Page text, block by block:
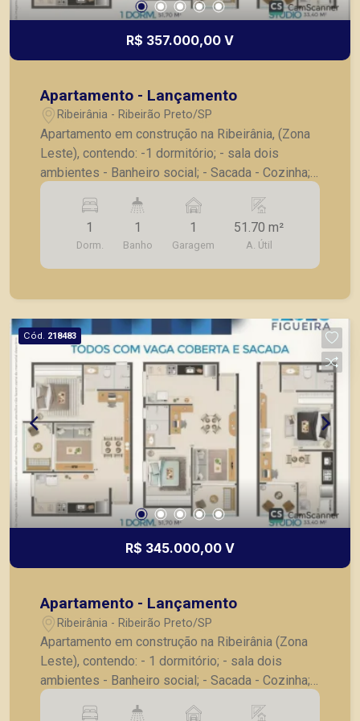
R$ 357.000,00 V
Apartamento - Lançamento
Ribeirânia - Ribeirão Preto/SP
Apartamento em construção na Ribeirânia, (Zona
Leste), contendo: -1 dormitório; - sala dois
ambientes - Banheiro social; - Sacada - Cozinha; -
lavanderia - 1 vaga de garagem coberta -Prédio
em construção com entrega prevista para Julho
de 2027 A Piramid tem como objetivo atender
seus clientes com agilidade e segurança, em
locação, vendas de imóveis prontos, usados ou
1
Dorm.
1
Banho
1
Garagem
51.70 m²
A. Útil
Cód. 218483
R$ 345.000,00 V
Apartamento - Lançamento
Ribeirânia - Ribeirão Preto/SP
Apartamento em construção na Ribeirânia (Zona
Leste), contendo: - 1 dormitório; - sala dois
ambientes - Banheiro social; - Sacada - Cozinha; -
lavanderia - 1 vaga de garagem coberta Prédio